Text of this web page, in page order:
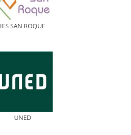
IES SAN ROQUE
UNED